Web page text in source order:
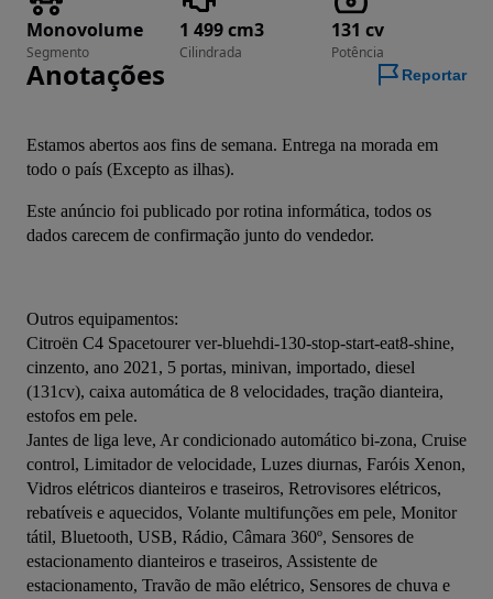
Monovolume
Segmento
1 499 cm3
Cilindrada
131 cv
Potência
Anotações Reportar
Estamos abertos aos fins de semana. Entrega na morada em
todo o país (Excepto as ilhas).
Este anúncio foi publicado por rotina informática, todos os
dados carecem de confirmação junto do vendedor.
Outros equipamentos:
Citroën C4 Spacetourer ver-bluehdi-130-stop-start-eat8-shine,
cinzento, ano 2021, 5 portas, minivan, importado, diesel
(131cv), caixa automática de 8 velocidades, tração dianteira,
estofos em pele.
Jantes de liga leve, Ar condicionado automático bi-zona, Cruise
control, Limitador de velocidade, Luzes diurnas, Faróis Xenon,
Vidros elétricos dianteiros e traseiros, Retrovisores elétricos,
rebatíveis e aquecidos, Volante multifunções em pele, Monitor
tátil, Bluetooth, USB, Rádio, Câmara 360º, Sensores de
estacionamento dianteiros e traseiros, Assistente de
estacionamento, Travão de mão elétrico, Sensores de chuva e